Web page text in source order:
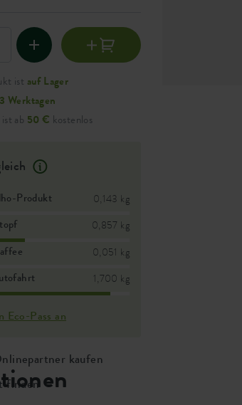
ist auf Lager
3 Werktagen
ab 50 € kostenlos
Produkt 0,143 kg
0,857 kg
0,051 kg
1,700 kg
Eco-Pass an
kaufen
finden